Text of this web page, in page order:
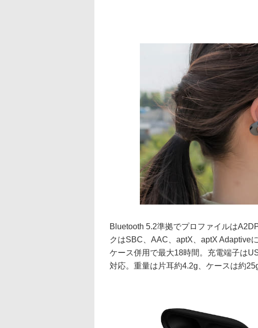
Bluetooth 5.2準拠でプロファイルは
クはSBC、AAC、aptX、aptX Adaptive
ケース併用で最大18時間。充電端子は
対応。重量は片耳約4.2g、ケースは約25g